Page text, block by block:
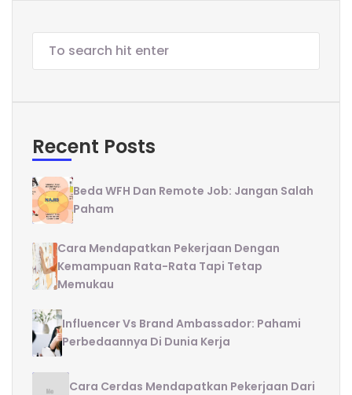
Recent Posts
Beda WFH Dan Remote Job: Jangan Salah
Paham
Cara Mendapatkan Pekerjaan Dengan
Kemampuan Rata-Rata Tapi Tetap
Memukau
Influencer Vs Brand Ambassador: Pahami
Perbedaannya Di Dunia Kerja
Cara Cerdas Mendapatkan Pekerjaan Dari